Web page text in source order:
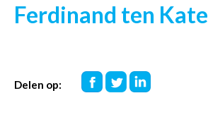
Ferdinand ten Kate
Delen op:
Deel
Deel